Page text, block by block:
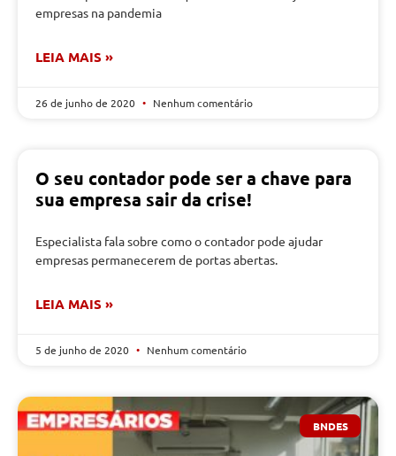
empresas na pandemia
LEIA MAIS »
26 de junho de 2020 Nenhum comentário
O seu contador pode ser a chave para
sua empresa sair da crise!
Especialista fala sobre como o contador pode ajudar
empresas permanecerem de portas abertas.
LEIA MAIS »
5 de junho de 2020 Nenhum comentário
BNDES